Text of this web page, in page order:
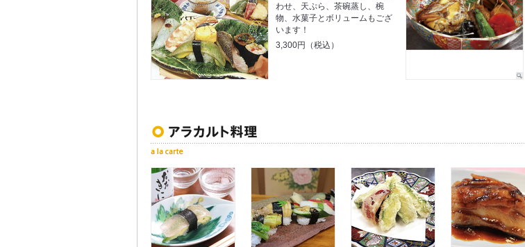
わせ、天ぷら、茶碗蒸し、椀
物、水菓子とボリュームもござ
います！
3,300円（税込）